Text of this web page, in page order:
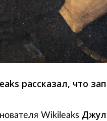
рассказал, что
Wikileaks